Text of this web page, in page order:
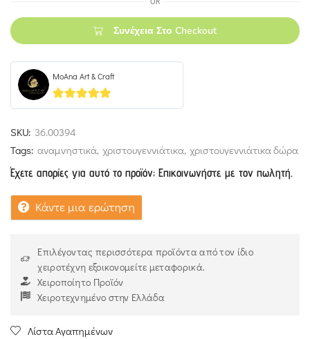
Συνέχεια Στο Checkout
MoAna Art & Craft
5out of 5
SKU: 36.00394
Tags: αναμνηστικά, χριστουγεννιάτικα, χριστουγεννιάτικα δώρα
Έχετε απορίες για αυτό το προϊόν; Επικοινωνήστε με τον πωλητή.
Κάντε μια ερώτηση
Επιλέγοντας περισσότερα προϊόντα από τον ίδιο
χειροτέχνη εξοικονομείτε μεταφορικά.
Χειροποίητο Προϊόν
Χειροτεχνημένο στην Ελλάδα
Λίστα Αγαπημένων